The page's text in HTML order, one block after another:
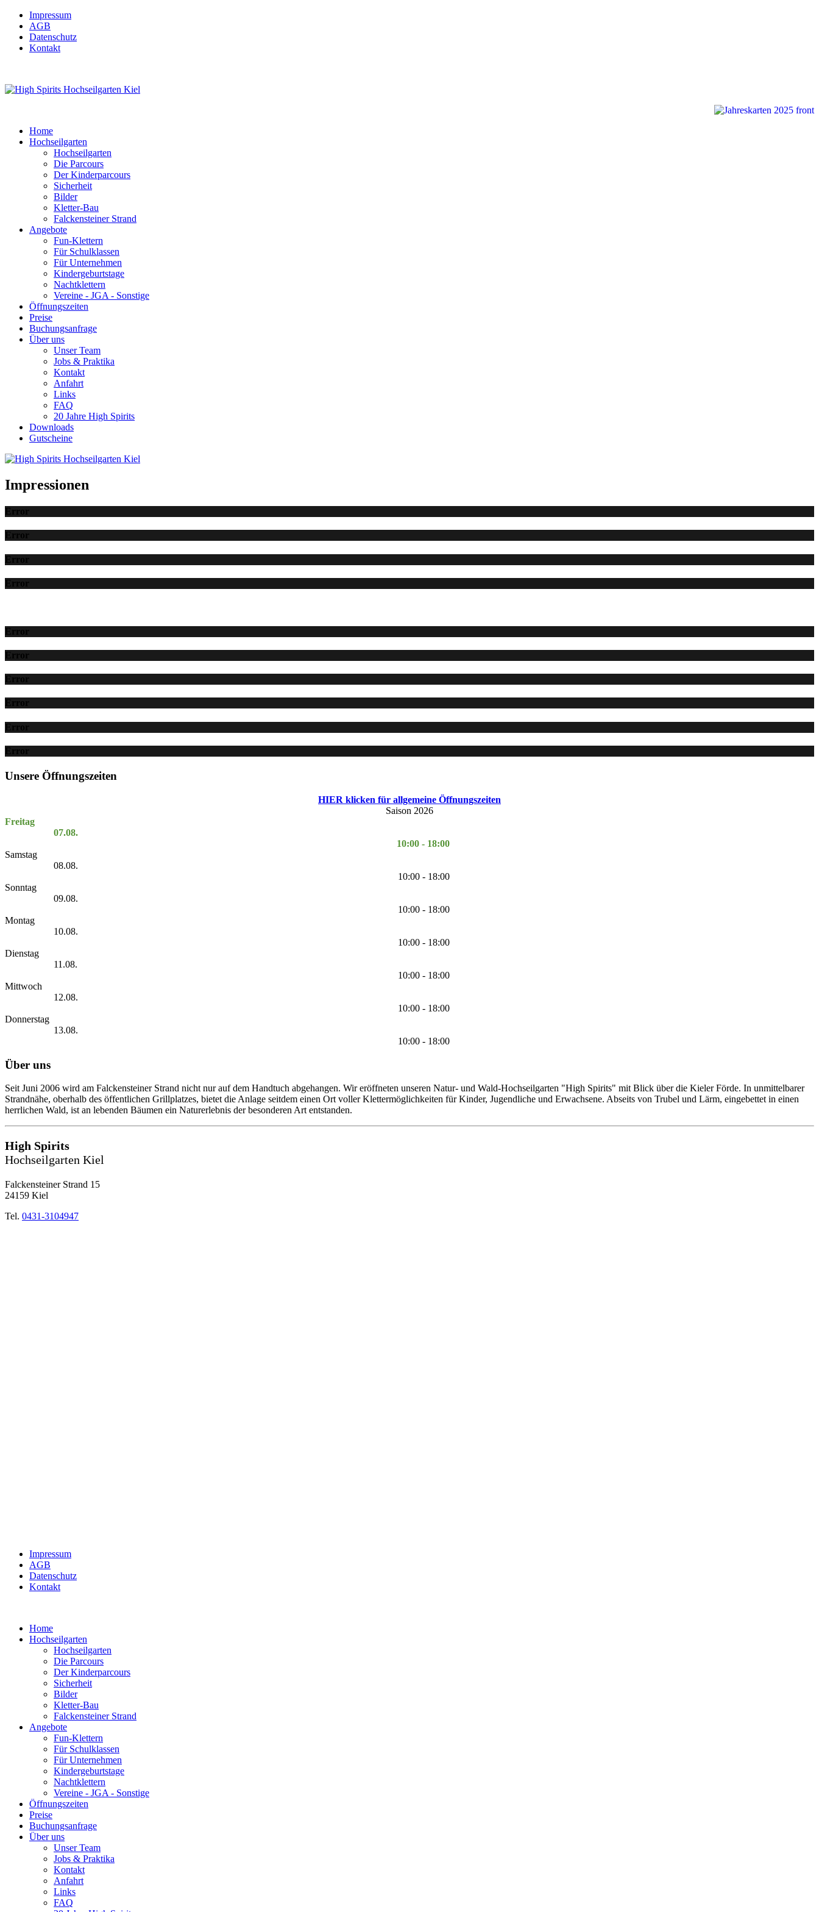
Impressum
AGB
Datenschutz
Kontakt
Home
Hochseilgarten
Hochseilgarten
Die Parcours
Der Kinderparcours
Sicherheit
Bilder
Kletter-Bau
Falckensteiner Strand
Angebote
Fun-Klettern
Für Schulklassen
Für Unternehmen
Kindergeburtstage
Nachtklettern
Vereine - JGA - Sonstige
Öffnungszeiten
Preise
Buchungsanfrage
Über uns
Unser Team
Jobs & Praktika
Kontakt
Anfahrt
Links
FAQ
20 Jahre High Spirits
Downloads
Gutscheine
Impressionen
Error
Error
Error
Error
Error
Error
Error
Error
Error
Error
Unsere Öffnungszeiten
HIER klicken für allgemeine Öffnungszeiten
Saison 2026
Freitag
07.08.
10:00 - 18:00
Samstag
08.08.
10:00 - 18:00
Sonntag
09.08.
10:00 - 18:00
Montag
10.08.
10:00 - 18:00
Dienstag
11.08.
10:00 - 18:00
Mittwoch
12.08.
10:00 - 18:00
Donnerstag
13.08.
10:00 - 18:00
Über uns
Seit Juni 2006 wird am Falckensteiner Strand nicht nur auf dem Handtuch abgehangen. Wir eröffneten unseren Natur- und Wald-Hochseilgarten "High Spirits" mit Blick über die Kieler Förde. In unmittelbarer
Strandnähe, oberhalb des öffentlichen Grillplatzes, bietet die Anlage seitdem einen Ort voller Klettermöglichkeiten für Kinder, Jugendliche und Erwachsene. Abseits von Trubel und Lärm, eingebettet in einen
herrlichen Wald, ist an lebenden Bäumen ein Naturerlebnis der besonderen Art entstanden.
High Spirits
Hochseilgarten Kiel
Falckensteiner Strand 15
24159 Kiel
Tel. 0431-3104947
Impressum
AGB
Datenschutz
Kontakt
Home
Hochseilgarten
Hochseilgarten
Die Parcours
Der Kinderparcours
Sicherheit
Bilder
Kletter-Bau
Falckensteiner Strand
Angebote
Fun-Klettern
Für Schulklassen
Für Unternehmen
Kindergeburtstage
Nachtklettern
Vereine - JGA - Sonstige
Öffnungszeiten
Preise
Buchungsanfrage
Über uns
Unser Team
Jobs & Praktika
Kontakt
Anfahrt
Links
FAQ